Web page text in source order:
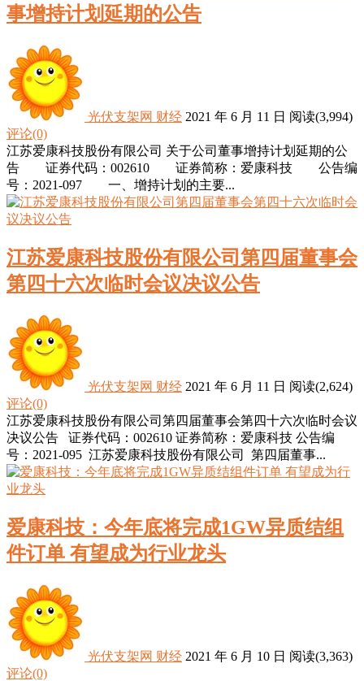
事增持计划延期的公告
光伏支架网 财经 2021 年 6 月 11 日 阅读(3,994)
评论(0)
江苏爱康科技股份有限公司 关于公司董事增持计划延期的公
告 证券代码：002610 证券简称：爱康科技 公告编
号：2021-097 一、增持计划的主要...
江苏爱康科技股份有限公司第四届董事会
第四十六次临时会议决议公告
光伏支架网 财经 2021 年 6 月 11 日 阅读(2,624)
评论(0)
江苏爱康科技股份有限公司第四届董事会第四十六次临时会议
决议公告 证券代码：002610 证券简称：爱康科技 公告编
号：2021-095 江苏爱康科技股份有限公司 第四届董事...
爱康科技：今年底将完成1GW异质结组
件订单 有望成为行业龙头
光伏支架网 财经 2021 年 6 月 10 日 阅读(3,363)
评论(0)